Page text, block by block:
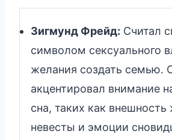
Зигмунд Фрейд: Считал
символом сексуального
желания создать семью.
акцентировал внимание
сна, таких как
невесты и эмоции